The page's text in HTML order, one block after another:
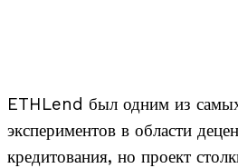
ETHLend был одним из
экспериментов в области
кредитования, но проект